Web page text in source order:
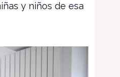
y niños de esa